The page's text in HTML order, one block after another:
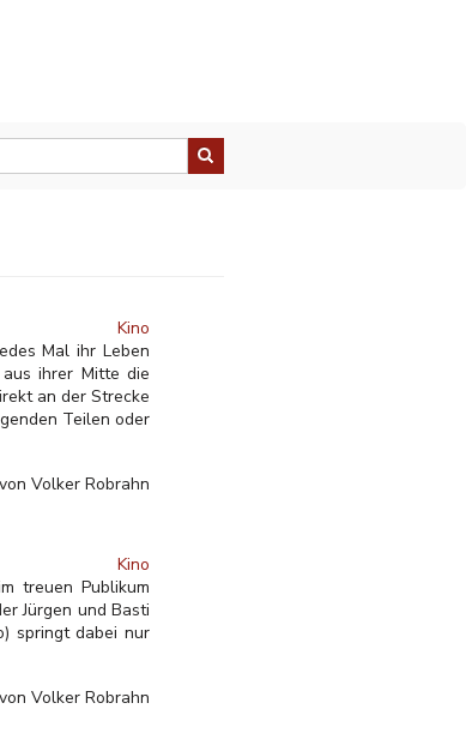
Kino
Mal ihr Leben
ihrer Mitte die
an der Strecke
Teilen oder
von Volker Robrahn
Kino
treuen Publikum
Jürgen und Basti
springt dabei nur
von Volker Robrahn